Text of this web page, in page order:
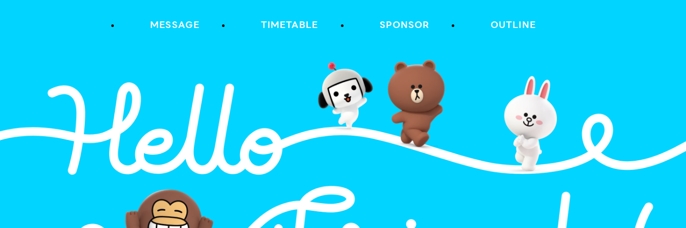
MESSAGE TIMETABLE SPONSOR OUTLINE